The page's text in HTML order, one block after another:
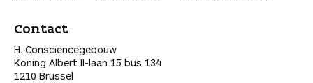
Contact
H. Consciencegebouw
Koning Albert II-laan 15 bus 134
1210 Brussel